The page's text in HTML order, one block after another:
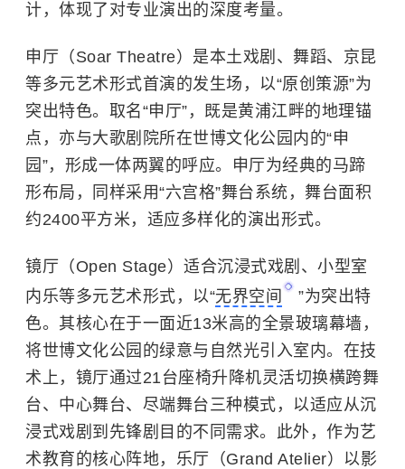
计，体现了对专业演出的深度考量。
申厅（Soar Theatre）是本土戏剧、舞蹈、京昆
等多元艺术形式首演的发生场，以“原创策源”为
突出特色。取名“申厅”，既是黄浦江畔的地理锚
点，亦与大歌剧院所在世博文化公园 内的“申
园”，形成一体两翼的呼应。申厅为经典的马蹄
形布局，同样采用“六宫格”舞台系统，舞台面积
约2400平方米，适应多样化的演出形式。
镜厅（Open Stage）适合沉浸式戏剧、小型室
内乐等多元艺术形式，以“无界空间
”为突出特
色。其核心在于一面近13米高的全景玻璃幕墙，
将世博文化公园的绿意与自然光引入室内。在技
术上，镜厅通过21台座椅升降机灵活切换横跨舞
台、中心舞台、尽端舞台三种模式，以适应从沉
浸式戏剧到先锋剧目的不同需求。此外，作为艺
术教育的核心阵地，乐厅（Grand Atelier）以影